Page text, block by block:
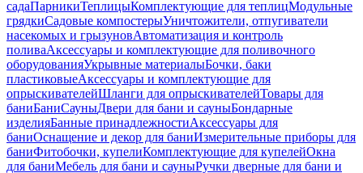
садаПарникиТеплицыКомплектующие для теплицМодульные
грядкиСадовые компостерыУничтожители, отпугиватели
насекомых и грызуновАвтоматизация и контроль
поливаАксессуары и комплектующие для поливочного
оборудованияУкрывные материалыБочки, баки
пластиковыеАксессуары и комплектующие для
опрыскивателейШланги для опрыскивателейТовары для
баниБаниСауныДвери для бани и сауныБондарные
изделияБанные принадлежностиАксессуары для
баниОснащение и декор для баниИзмерительные приборы для
баниФитобочки, купелиКомплектующие для купелейОкна
для баниМебель для бани и сауныРучки дверные для бани и